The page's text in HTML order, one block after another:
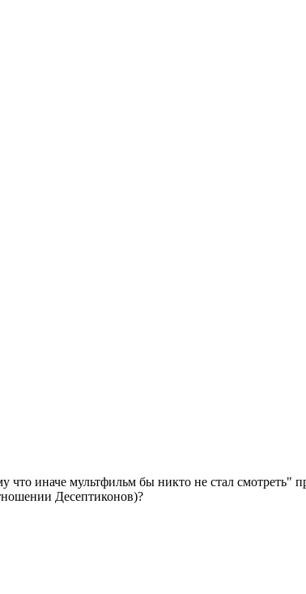
иначе мультфильм бы никто не стал смотреть"
Десептиконов)?